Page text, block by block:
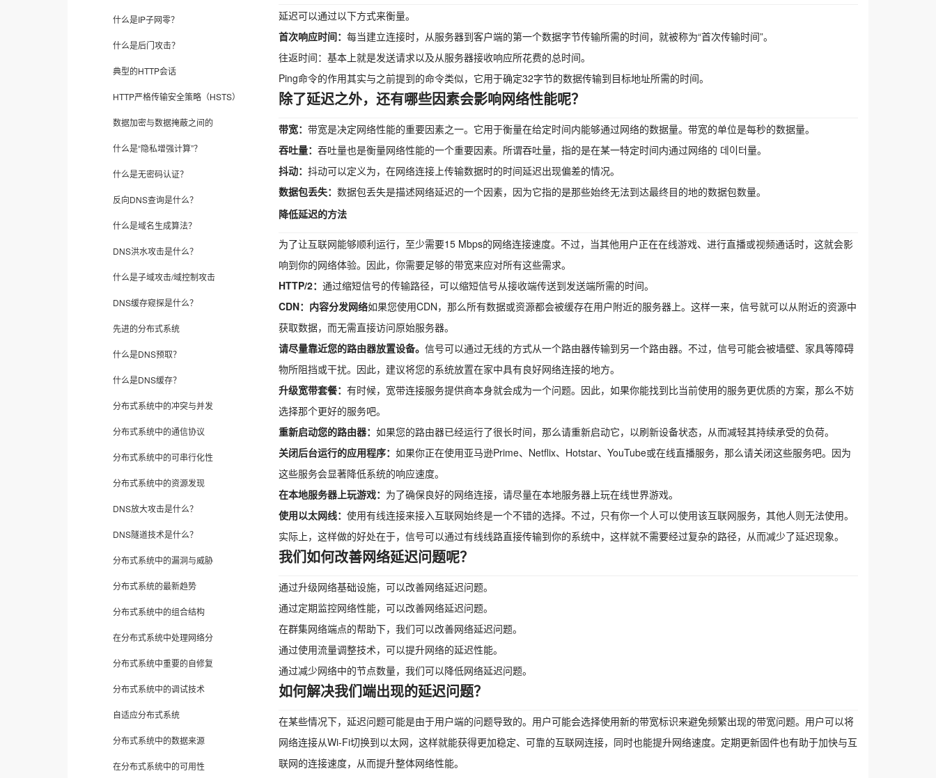
什么是IP子网零？
什么是后门攻击？
典型的HTTP会话
HTTP严格传输安全策略（HSTS）
数据加密与数据掩蔽之间的
什么是“隐私增强计算”？
什么是无密码认证？
反向DNS查询是什么？
什么是域名生成算法？
DNS洪水攻击是什么？
什么是子域攻击/域控制攻击
DNS缓存窥探是什么？
先进的分布式系统
什么是DNS预取？
什么是DNS缓存？
分布式系统中的冲突与并发
分布式系统中的通信协议
分布式系统中的可串行化性
分布式系统中的资源发现
DNS放大攻击是什么？
DNS隧道技术是什么？
分布式系统中的漏洞与威胁
分布式系统的最新趋势
分布式系统中的组合结构
在分布式系统中处理网络分
分布式系统中重要的自修复
分布式系统中的调试技术
自适应分布式系统
分布式系统中的数据来源
在分布式系统中的可用性
延迟可以通过以下方式来衡量。
首次响应时间： 每当建立连接时，从服务器到客户端的第一个数据字节传输所需的时间，就被称为“首次传输时间”。
往返时间：基本上就是发送请求以及从服务器接收响应所花费的总时间。
Ping命令的作用其实与之前提到的命令类似，它用于确定32字节的数据传输到目标地址所需的时间。
除了延迟之外，还有哪些因素会影响网络性能呢？
带宽： 带宽是决定网络性能的重要因素之一。它用于衡量在给定时间内能够通过网络的数据量。带宽的单位是每秒的数据量。
吞吐量： 吞吐量也是衡量网络性能的一个重要因素。所谓吞吐量，指的是在某一特定时间内通过网络的 데이터量。
抖动： 抖动可以定义为，在网络连接上传输数据时的时间延迟出现偏差的情况。
数据包丢失： 数据包丢失是描述网络延迟的一个因素，因为它指的是那些始终无法到达最终目的地的数据包数量。
降低延迟的方法
为了让互联网能够顺利运行，至少需要15 Mbps的网络连接速度。不过，当其他用户正在在线游戏、进行直播或视频通话时，这就会影
响到你的网络体验。因此，你需要足够的带宽来应对所有这些需求。
HTTP/2： 通过缩短信号的传输路径，可以缩短信号从接收端传送到发送端所需的时间。
CDN：内容分发网络如果您使用CDN，那么所有数据或资源都会被缓存在用户附近的服务器上。这样一来，信号就可以从附近的资源中
获取数据，而无需直接访问原始服务器。
请尽量靠近您的路由器放置设备。 信号可以通过无线的方式从一个路由器传输到另一个路由器。不过，信号可能会被墙壁、家具等障碍
物所阻挡或干扰。因此，建议将您的系统放置在家中具有良好网络连接的地方。
升级宽带套餐： 有时候，宽带连接服务提供商本身就会成为一个问题。因此，如果你能找到比当前使用的服务更优质的方案，那么不妨
选择那个更好的服务吧。
重新启动您的路由器： 如果您的路由器已经运行了很长时间，那么请重新启动它，以刷新设备状态，从而减轻其持续承受的负荷。
关闭后台运行的应用程序： 如果你正在使用亚马逊Prime、Netflix、Hotstar、YouTube或在线直播服务，那么请关闭这些服务吧。因为
这些服务会显著降低系统的响应速度。
在本地服务器上玩游戏： 为了确保良好的网络连接，请尽量在本地服务器上玩在线世界游戏。
使用以太网线： 使用有线连接来接入互联网始终是一个不错的选择。不过，只有你一个人可以使用该互联网服务，其他人则无法使用。
实际上，这样做的好处在于，信号可以通过有线线路直接传输到你的系统中，这样就不需要经过复杂的路径，从而减少了延迟现象。
我们如何改善网络延迟问题呢？
通过升级网络基础设施，可以改善网络延迟问题。
通过定期监控网络性能，可以改善网络延迟问题。
在群集网络端点的帮助下，我们可以改善网络延迟问题。
通过使用流量调整技术，可以提升网络的延迟性能。
通过减少网络中的节点数量，我们可以降低网络延迟问题。
如何解决我们端出现的延迟问题？
在某些情况下，延迟问题可能是由于用户端的问题导致的。用户可能会选择使用新的带宽标识来避免频繁出现的带宽问题。用户可以将
网络连接从Wi-Fi切换到以太网，这样就能获得更加稳定、可靠的互联网连接，同时也能提升网络速度。定期更新固件也有助于加快与互
联网的连接速度，从而提升整体网络性能。